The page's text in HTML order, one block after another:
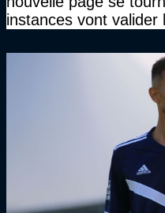
instances vont
haut niveau"